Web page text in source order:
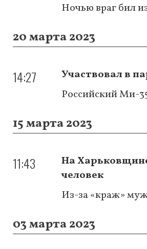
Ночью враг бил
20 марта 2023
14:27
Участвовал в
Российский Ми-
15 марта 2023
11:43
На
человек
Из-за «краж»
03 марта 2023